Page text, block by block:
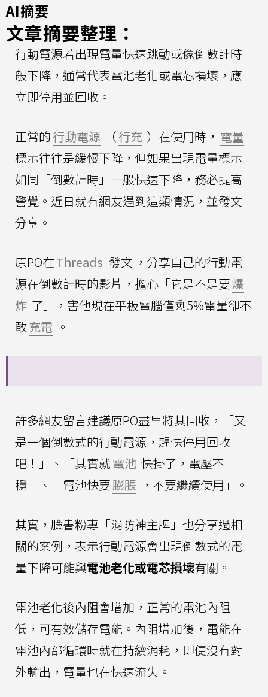
AI摘要
文章摘要整理：
行動電源若出現電量快速跳動或像倒數計時
般下降，通常代表電池老化或電芯損壞，應
立即停用並回收。
正常的行動電源 （行充 ）在使用時， 電量
標示往往是緩慢下降，但如果出現電量標示
如同「倒數計時」一般快速下降，務必提高
警覺。近日就有網友遇到這類情況，並發文
分享。
原PO在Threads 發文 ，分享自己的行動電
源在倒數計時的影片，擔心「它是不是要爆
炸 了」，害他現在平板電腦僅剩5%電量卻不
敢充電 。
許多網友留言建議原PO盡早將其回收，「又
是一個倒數式的行動電源，趕快停用回收
吧！」、「其實就電池 快掛了，電壓不
穩」、「電池快要膨脹 ，不要繼續使用」。
其實，臉書粉專「消防神主牌」也分享過相
關的案例，表示行動電源會出現倒數式的電
量下降可能與電池老化或電芯損壞有關。
電池老化後內阻會增加，正常的電池內阻
低，可有效儲存電能。內阻增加後，電能在
電池內部循環時就在持續消耗，即便沒有對
外輸出，電量也在快速流失。